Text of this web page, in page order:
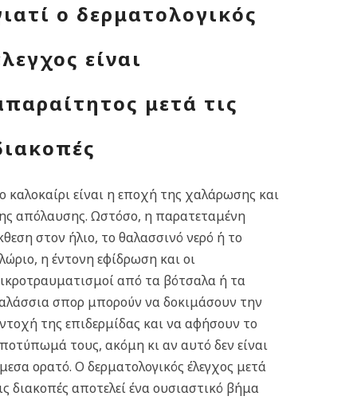
ο δερματολογικός
είναι
μετά τις
καλοκαίρι είναι η εποχή της χαλάρωσης και
απόλαυσης. Ωστόσο, η παρατεταμένη
στον ήλιο, το θαλασσινό νερό ή το
η έντονη εφίδρωση και οι
από τα βότσαλα ή τα
σπορ μπορούν να δοκιμάσουν την
της επιδερμίδας και να αφήσουν το
τους, ακόμη κι αν αυτό δεν είναι
ορατό. Ο δερματολογικός έλεγχος μετά
διακοπές αποτελεί ένα ουσιαστικό βήμα